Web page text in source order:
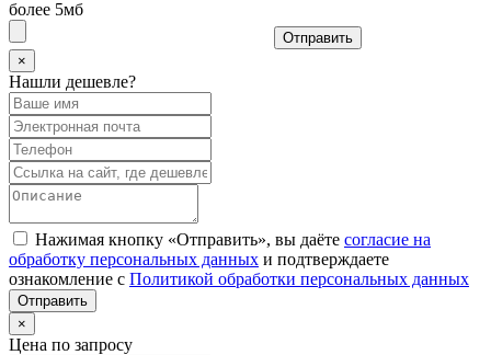
более 5мб
Отправить
×
Нашли дешевле?
Нажимая кнопку «Отправить», вы даёте согласие на
обработку персональных данных и подтверждаете
ознакомление с Политикой обработки персональных данных
×
Цена по запросу